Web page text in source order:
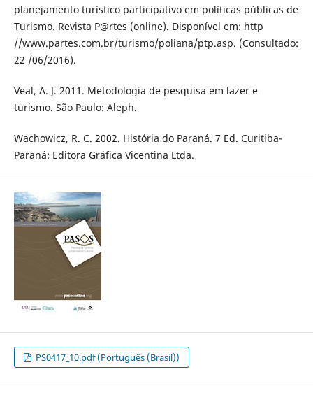
planejamento turístico participativo em políticas públicas de
Turismo. Revista P@rtes (online). Disponível em: http
//www.partes.com.br/turismo/poliana/ptp.asp. (Consultado:
22 /06/2016).
Veal, A. J. 2011. Metodologia de pesquisa em lazer e
turismo. São Paulo: Aleph.
Wachowicz, R. C. 2002. História do Paraná. 7 Ed. Curitiba-
Paraná: Editora Gráfica Vicentina Ltda.
PS0417_10.pdf (Português (Brasil))